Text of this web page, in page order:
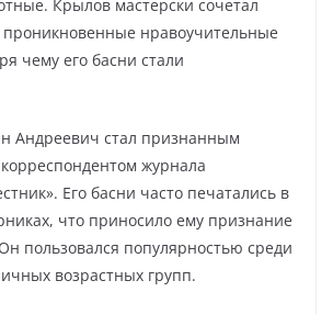
Крылов мастерски сочетал
нравоучительные
чему его басни стали
Андреевич стал признанным
журнала
Его басни часто печатались в
что приносило ему признание
пользовался популярностью среди
возрастных групп.